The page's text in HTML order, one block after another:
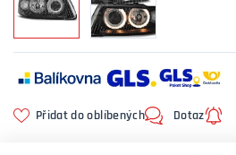
Přidat do oblíbených Dotaz